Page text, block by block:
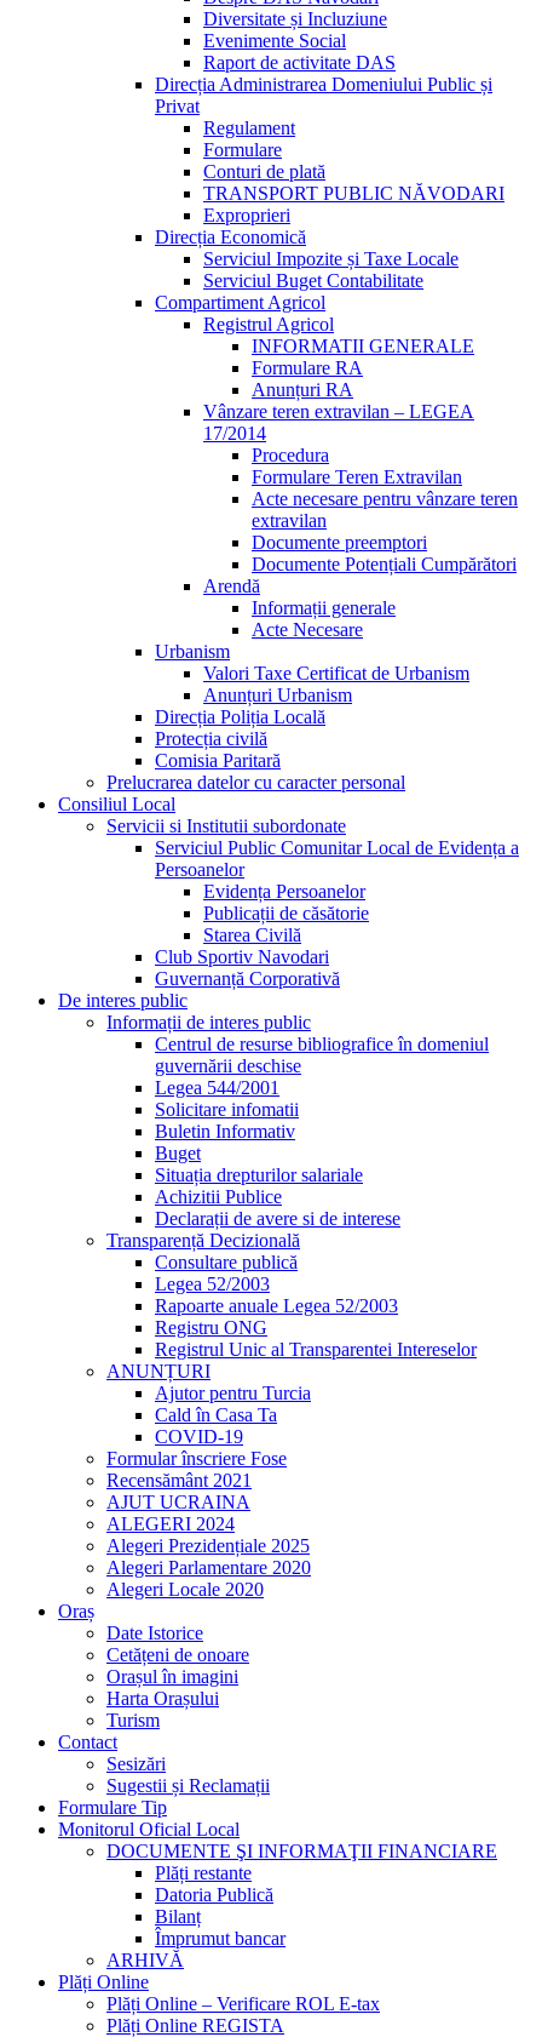
Diversitate și Incluziune
Evenimente Social
Raport de activitate DAS
Direcția Administrarea Domeniului Public și
Privat
Regulament
Formulare
Conturi de plată
TRANSPORT PUBLIC NĂVODARI
Exproprieri
Direcția Economică
Serviciul Impozite și Taxe Locale
Serviciul Buget Contabilitate
Compartiment Agricol
Registrul Agricol
INFORMATII GENERALE
Formulare RA
Anunțuri RA
Vânzare teren extravilan – LEGEA
17/2014
Procedura
Formulare Teren Extravilan
Acte necesare pentru vânzare teren
extravilan
Documente preemptori
Documente Potențiali Cumpărători
Arendă
Informații generale
Acte Necesare
Urbanism
Valori Taxe Certificat de Urbanism
Anunțuri Urbanism
Direcția Poliția Locală
Protecția civilă
Comisia Paritară
Prelucrarea datelor cu caracter personal
Consiliul Local
Servicii si Institutii subordonate
Serviciul Public Comunitar Local de Evidența a
Persoanelor
Evidența Persoanelor
Publicații de căsătorie
Starea Civilă
Club Sportiv Navodari
Guvernanță Corporativă
De interes public
Informații de interes public
Centrul de resurse bibliografice în domeniul
guvernării deschise
Legea 544/2001
Solicitare infomatii
Buletin Informativ
Buget
Situația drepturilor salariale
Achizitii Publice
Declarații de avere si de interese
Transparență Decizională
Consultare publică
Legea 52/2003
Rapoarte anuale Legea 52/2003
Registru ONG
Registrul Unic al Transparentei Intereselor
ANUNȚURI
Ajutor pentru Turcia
Cald în Casa Ta
COVID-19
Formular înscriere Fose
Recensământ 2021
AJUT UCRAINA
ALEGERI 2024
Alegeri Prezidențiale 2025
Alegeri Parlamentare 2020
Alegeri Locale 2020
Oraș
Date Istorice
Cetățeni de onoare
Orașul în imagini
Harta Orașului
Turism
Contact
Sesizări
Sugestii și Reclamații
Formulare Tip
Monitorul Oficial Local
DOCUMENTE ŞI INFORMAŢII FINANCIARE
Plăți restante
Datoria Publică
Bilanț
Împrumut bancar
ARHIVĂ
Plăți Online
Plăți Online – Verificare ROL E-tax
Plăți Online REGISTA